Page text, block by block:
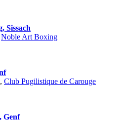
Sissach
Noble Art Boxing
, Club Pugilistique de Carouge
Genf